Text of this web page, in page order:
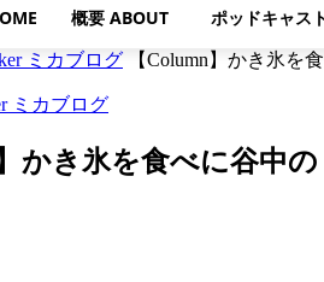
概要 ABOUT ポッドキャス
ミカブログ 【Column】かき氷を
ミカブログ
】かき氷を食べに谷中